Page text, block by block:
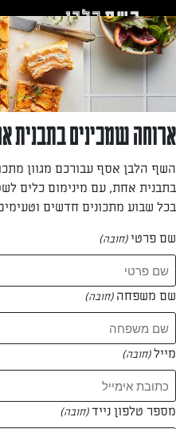
לאזור
תוכן
תחתון
לירית
—
המתכונים של
0 מתכונים
המאמרים של לירית
ארוחה שמכינים בתבנית
השף הלבן אסף עבורכם מגוון
בתבנית אחת, עם מינימום כלים
בכל שבוע מתכונים חדשים
שם פרטי(חובה)
שם משפחה (חובה)
מייל(חובה)
מספר טלפון נייד(חובה)